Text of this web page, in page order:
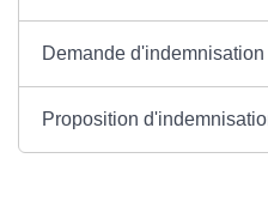
Demande d'indemnisation
Proposition